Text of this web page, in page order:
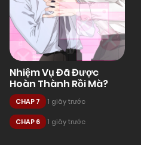
Nhiệm Vụ Đã Được
Hoàn Thành Rồi Mà?
CHAP 7 1 giây trước
CHAP 6 1 giây trước